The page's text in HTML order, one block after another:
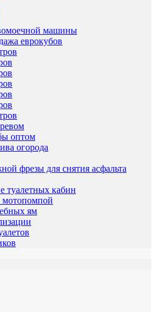
машины
еврокубов
оптом
огорода
фрезы для снятия асфальта
туалетных кабин
мотопомпой
ям